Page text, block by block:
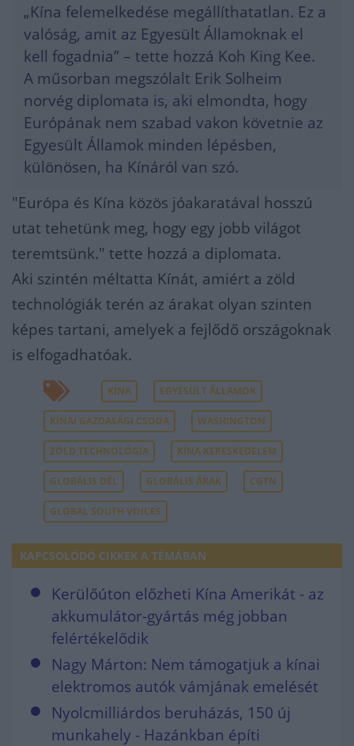
„Kína felemelkedése megállíthatatlan. Ez a
valóság, amit az Egyesült Államoknak el
kell fogadnia” – tette hozzá Koh King Kee.
A műsorban megszólalt Erik Solheim
norvég diplomata is, aki elmondta, hogy
Európának nem szabad vakon követnie az
Egyesült Államok minden lépésben,
különösen, ha Kínáról van szó.
"Európa és Kína közös jóakaratával hosszú
utat tehetünk meg, hogy egy jobb világot
teremtsünk." tette hozzá a diplomata.
Aki szintén méltatta Kínát, amiért a zöld
technológiák terén az árakat olyan szinten
képes tartani, amelyek a fejlődő országoknak
is elfogadhatóak.
KÍNA EGYESÜLT ÁLLAMOK
KÍNAI GAZDASÁGI CSODA WASHINGTON
ZÖLD TECHNOLÓGIA KÍNA KERESKEDELEM
GLOBÁLIS DÉL GLOBÁLIS ÁRAK CGTN
GLOBAL SOUTH VOICES
KAPCSOLÓDÓ CIKKEK A TÉMÁBAN
Kerülőúton előzheti Kína Amerikát - az
akkumulátor-gyártás még jobban
felértékelődik
Nagy Márton: Nem támogatjuk a kínai
elektromos autók vámjának emelését
Nyolcmilliárdos beruházás, 150 új
munkahely - Hazánkban építi